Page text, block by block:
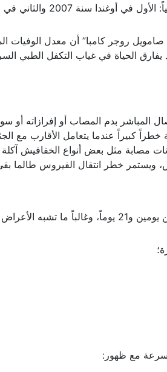
مقارنة بسلالة “زائير” التي
المباشر بدم المصاب أو إفرازاته أو
خطراً كبيراً عندما يتعامل الأقارب مع
مصابة مثل بعض أنواع الخفافيش آكلة